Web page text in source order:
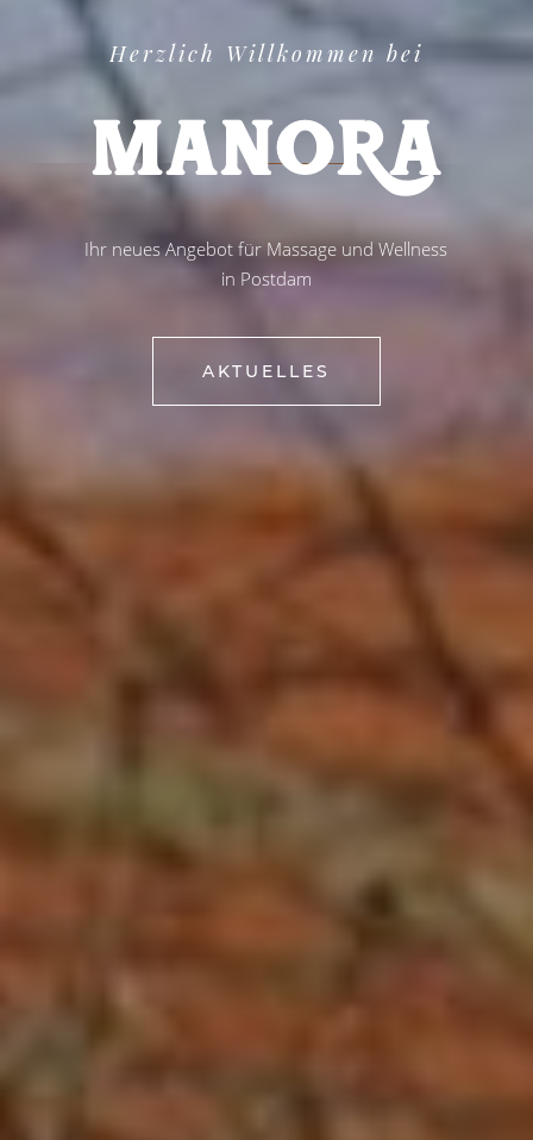
MANORA
Herzlich Willkommen bei
AKTUELLES
Ihr neues Angebot für Massage und Wellness
in Postdam